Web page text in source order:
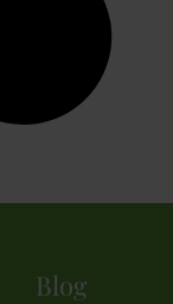
Blog